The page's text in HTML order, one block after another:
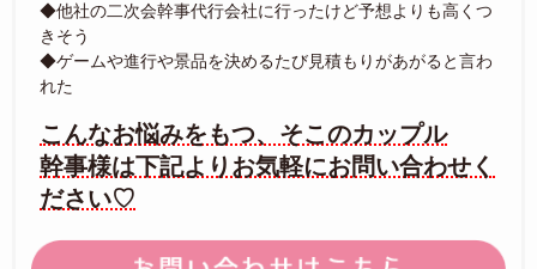
◆他社の二次会幹事代行会社に行ったけど予想よりも高くつ
きそう
◆ゲームや進行や景品を決めるたび見積もりがあがると言わ
れた
こんなお悩みをもつ、そこのカップル
幹事様は下記よりお気軽にお問い合わせく
ださい♡